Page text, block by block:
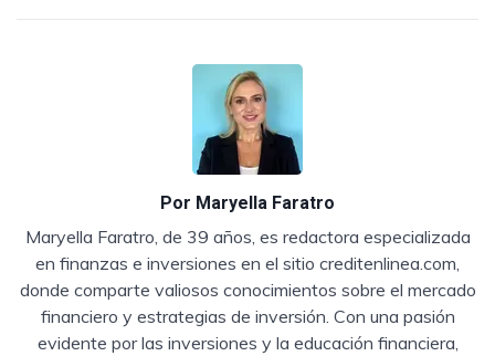
Por Maryella Faratro
Maryella Faratro, de 39 años, es redactora especializada
en finanzas e inversiones en el sitio creditenlinea.com,
donde comparte valiosos conocimientos sobre el mercado
financiero y estrategias de inversión. Con una pasión
evidente por las inversiones y la educación financiera,